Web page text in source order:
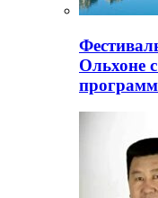
Ольхоне